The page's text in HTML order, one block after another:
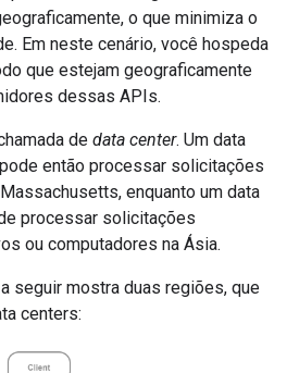
o que minimiza o
Em neste cenário, você hospeda
que estejam geograficamente
dessas APIs.
de data center. Um data
então processar solicitações
enquanto um data
processar solicitações
ou computadores na Ásia.
seguir mostra duas regiões, que
centers: